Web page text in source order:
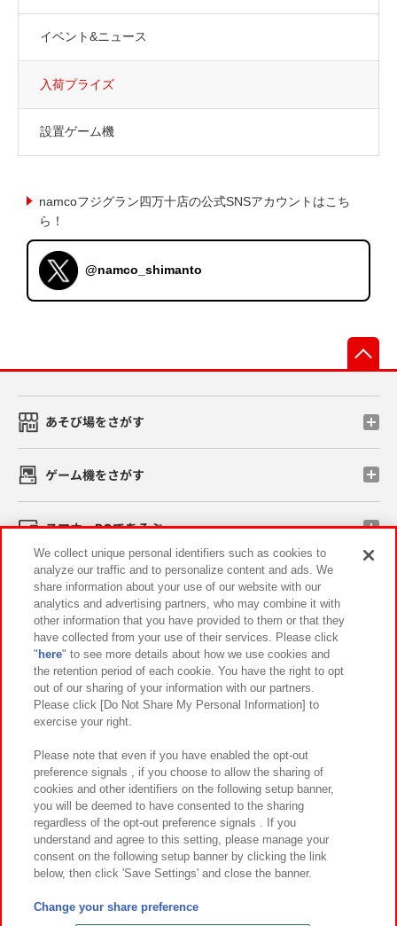
イベント&ニュース
入荷プライズ
設置ゲーム機
namcoフジグラン四万十店の公式SNSアカウントはこち
ら！
@namco_shimanto
あそび場をさがす
ゲーム機をさがす
スマホ・PCであそぶ
イベント・キャンペーン
関連会社 サステナビリティ サイトポリシー
プライバシーポリシー ウェブアクセシビリティ方針と検証結果
お取引先さまとともに
カスタマーハラスメント対応方針 よくあるご質問・お問い合わせ
©Bandai Namco Amusement Inc.
©Bandai Namco Amusement Lab Inc.
We collect unique personal identifiers such as cookies to
analyze our traffic and to personalize content and ads. We
share information about your use of our website with our
analytics and advertising partners, who may combine it with
other information that you have provided to them or that they
have collected from your use of their services. Please click
" here" to see more details about how we use cookies and
the retention period of each cookie. You have the right to opt
out of our sharing of your information with our partners.
Please click [Do Not Share My Personal Information] to
exercise your right.
Please note that even if you have enabled the opt-out
preference signals , if you choose to allow the sharing of
cookies and other identifiers on the following setup banner,
you will be deemed to have consented to the sharing
regardless of the opt-out preference signals . If you
understand and agree to this setting, please manage your
consent on the following setup banner by clicking the link
below, then click 'Save Settings' and close the banner.
Change your share preference